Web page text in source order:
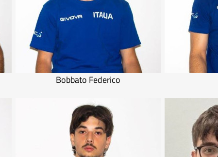
Bobbato Federico